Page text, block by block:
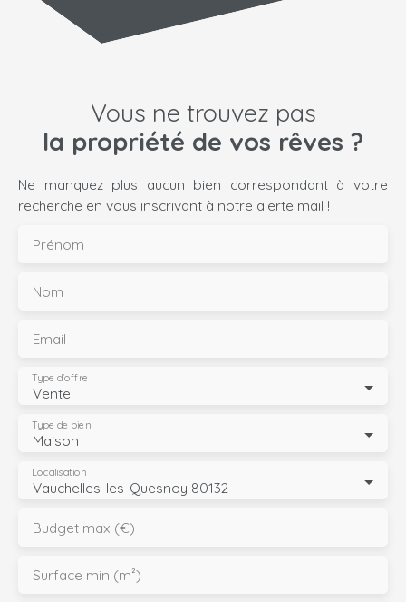
Vous ne trouvez pas
la propriété de vos rêves ?
Ne manquez plus aucun bien correspondant à votre
recherche en vous inscrivant à notre alerte mail !
Prénom
Nom
Email
Vente
Type d'offre
Maison
Type de bien
Vauchelles-les-Quesnoy 80132
Localisation
Budget max (€)
Surface min (m²)